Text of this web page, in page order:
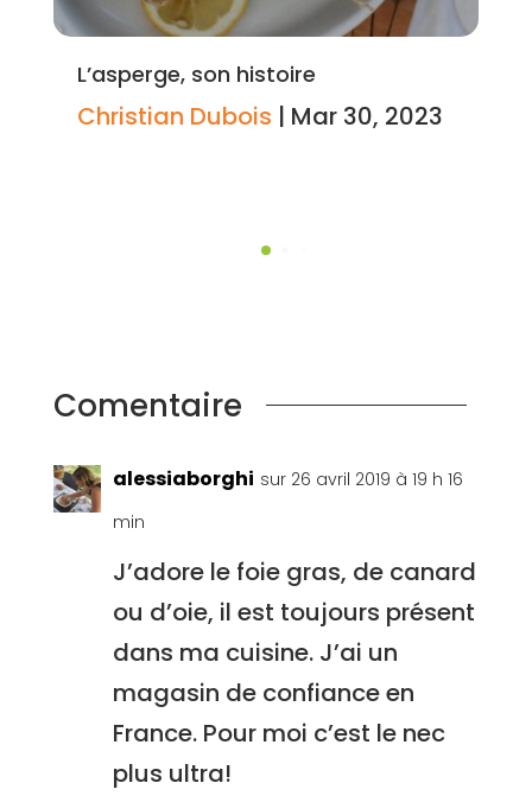
L’asperge, son histoire
Christian Dubois | Mar 30, 2023
Comentaire
alessiaborghi sur 26 avril 2019 à 19 h 16
min
J’adore le foie gras, de canard
ou d’oie, il est toujours présent
dans ma cuisine. J’ai un
magasin de confiance en
France. Pour moi c’est le nec
plus ultra!